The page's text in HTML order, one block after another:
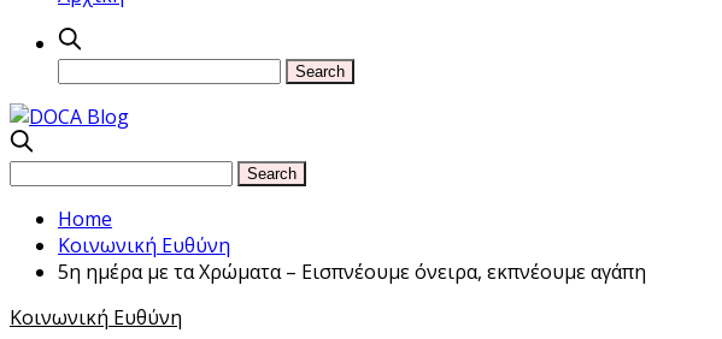
Home
Κοινωνική Ευθύνη
5η ημέρα με τα Χρώματα – Εισπνέουμε όνειρα, εκπνέουμε αγάπη
Κοινωνική Ευθύνη